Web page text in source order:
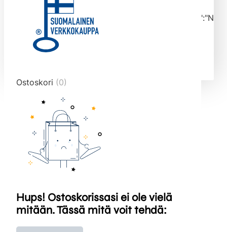
tmlmvi","meta_query":
data-original-query-vars="[]" data-page="1"
data-max-pages="4509" data-start="1" data-
end="10">
Ostoskori (0)
Hups! Ostoskorissasi ei ole vielä
mitään. Tässä mitä voit tehdä: